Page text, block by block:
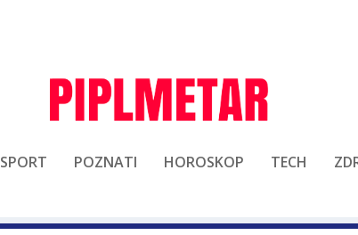
SPORT POZNATI HOROSKOP TECH